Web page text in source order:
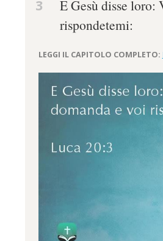
3
E Gesù disse loro:
rispondetemi:
LEGGI IL CAPITOLO COMPLETO: